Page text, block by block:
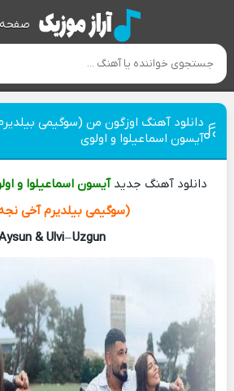
دانلود آهنگ اوزگون من (سوگیمی
آیسون اسماعیلوا و اولوی
دانلود آهنگ جدیدآیسون اسماعیلوا و
(سوگیمی بیلدیرم آخی
& Ulvi–Uzgun